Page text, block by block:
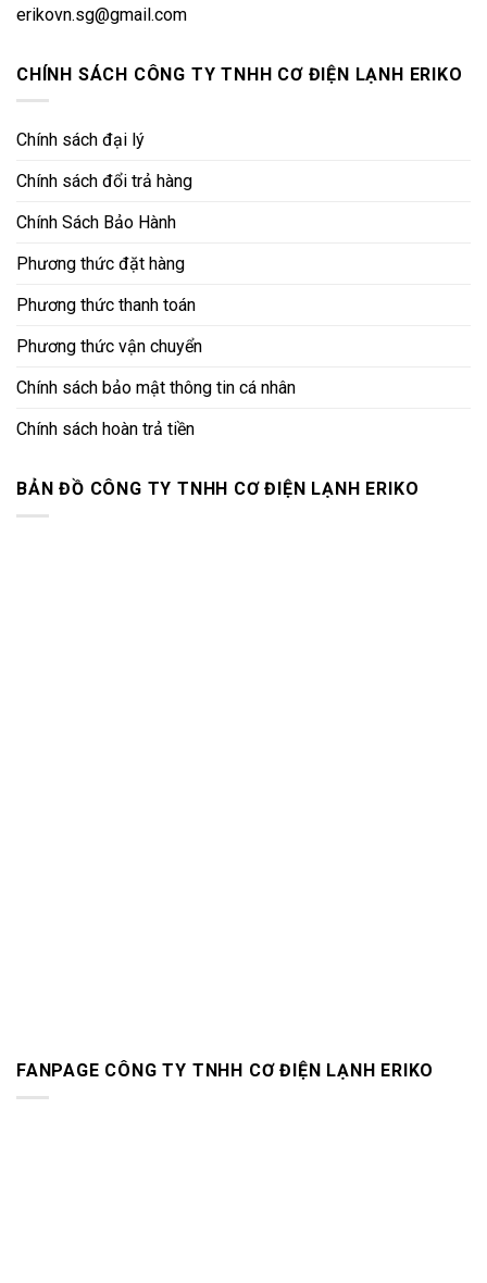
erikovn.sg@gmail.com
CHÍNH SÁCH CÔNG TY TNHH CƠ ĐIỆN LẠNH ERIKO
Chính sách đại lý
Chính sách đổi trả hàng
Chính Sách Bảo Hành
Phương thức đặt hàng
Phương thức thanh toán
Phương thức vận chuyển
Chính sách bảo mật thông tin cá nhân
Chính sách hoàn trả tiền
BẢN ĐỒ CÔNG TY TNHH CƠ ĐIỆN LẠNH ERIKO
FANPAGE CÔNG TY TNHH CƠ ĐIỆN LẠNH ERIKO